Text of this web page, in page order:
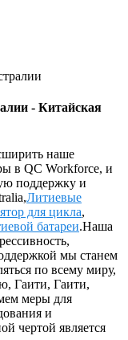
- Китайская
наше
в QC Workforce, и
поддержку и
Литиевые
для цикла,
батареи.Наша
мы станем
по всему миру,
Гаити, Гаити,
меры для
и
чертой является